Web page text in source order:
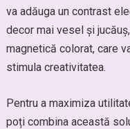
va adăuga un contrast
decor mai vesel și
magnetică colorat, care
stimula creativitatea.
Pentru a maximiza
poți combina această